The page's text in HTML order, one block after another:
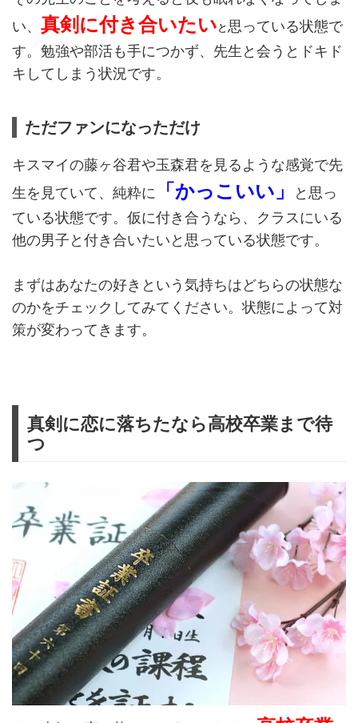
い、 真剣に付き合いたい と 思っている状態で
す。勉強や部活も手につかず、先生と会うとドキド
キしてしまう状況です。
ただファンになっただけ
キスマイの藤ヶ谷君や玉森君を見るような感覚で先
生を見ていて、純粋に
「かっこいい」
と思っ
ている状態です。仮に付き合うなら、クラスにいる
他の男子と付き合いたいと思っている状態です。
まずはあなたの好きという気持ちはどちらの状態な
のかをチェックしてみてください。状態によって対
策が変わってきます。
真剣に恋に落ちたなら高校卒業まで待
つ